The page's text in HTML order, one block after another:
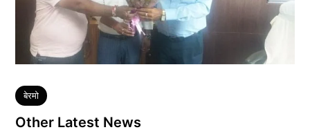
Tags
बेरमो
Other Latest News